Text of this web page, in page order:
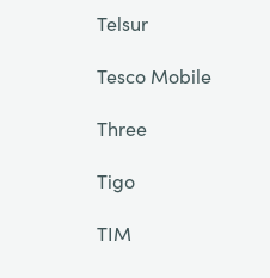
Telsur
Tesco Mobile
Three
Tigo
TIM